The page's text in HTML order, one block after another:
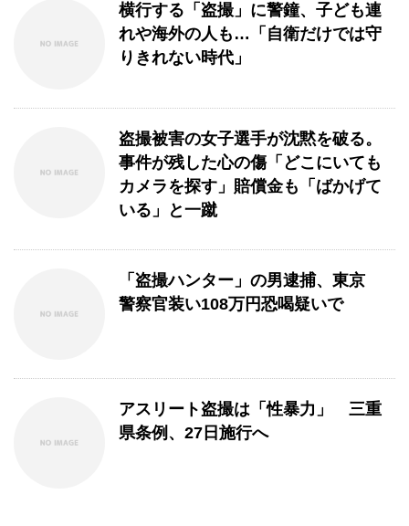
横行する「盗撮」に警鐘、子ども連
れや海外の人も…「自衛だけでは守
りきれない時代」
盗撮被害の女子選手が沈黙を破る。
事件が残した心の傷「どこにいても
カメラを探す」賠償金も「ばかげて
いる」と一蹴
「盗撮ハンター」の男逮捕、東京
警察官装い108万円恐喝疑いで
アスリート盗撮は「性暴力」 三重
県条例、27日施行へ